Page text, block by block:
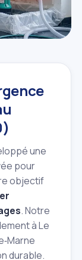
une
pour
objectif
. Notre
à Le
durable.